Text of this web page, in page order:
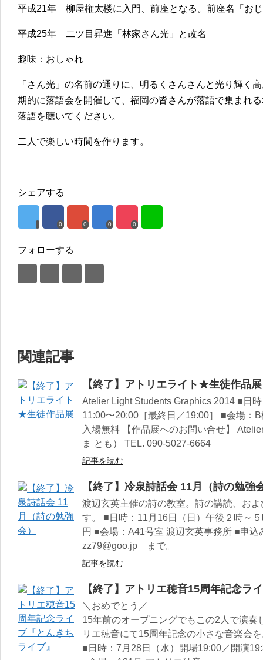
平成21年 柳屋権太楼に入門、前座となる。前座名「お
平成25年 二ツ目昇進「林家さん光」と改名
趣味：おしゃれ
「さん光」の名前の通りに、明るくさんさんと光り輝く
期的に落語会を開催して、福岡の皆さんが落語で集まれ
落語を聴いてください。
二人で楽しい時間を作ります。
シェアする
0 0 0 0
フォローする
関連記事
【終了】アトリエライト★生徒作品展
Atelier Light Students Graphics 2014 ■日
11:00〜20:00［最終日／19:00］ ■会場：
入場無料 【作品展へのお問い合せ】
ま とも） TEL. 090-5027-6664
記事を読む
【終了】冷泉詩話会 11月（詩の勉強
渡辺玄英主催の詩の教室。詩の講読、お
す。 ■日時：11月16日（日）午後２時～
円 ■会場：A41号室 渡辺玄英事務所 ■申
zz79@goo.jp まで。
記事を読む
【終了】アトリエ穂音15周年記念ラ
＼おめでとう／
15年前のオープニングでもこの2人で演
リエ穂音にて15周年記念の小さな音楽会
■日時：7月28日（水）開場19:00／開演